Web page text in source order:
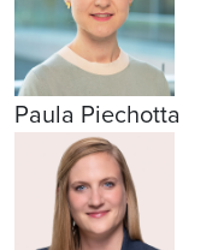
Paula Piechotta